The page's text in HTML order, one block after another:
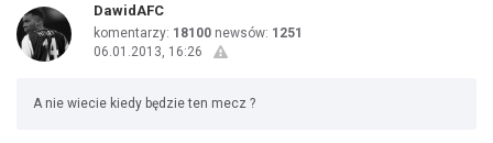
DawidAFC
komentarzy: 18100 newsów: 1251
06.01.2013, 16:26
A nie wiecie kiedy będzie ten mecz ?